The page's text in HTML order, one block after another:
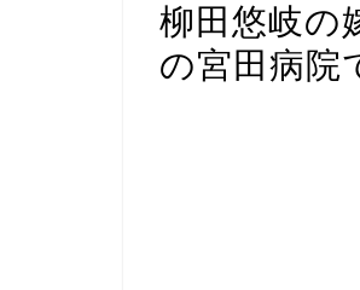
柳田悠岐の
の宮田病院